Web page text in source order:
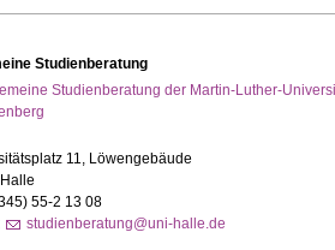
Studienberatung
Studienberatung der Martin-Luther-
11, Löwengebäude
55-2 13 08
studienberatung@uni-halle.de